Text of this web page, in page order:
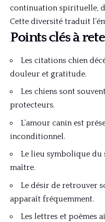
continuation spirituelle,
Cette diversité traduit
Points clés à
Les citations chien
douleur et gratitude.
Les chiens sont
protecteurs.
L’amour canin est
inconditionnel.
Le lieu symbolique
maître.
Le désir de retrouver
apparaît fréquemment.
Les lettres et poèmes